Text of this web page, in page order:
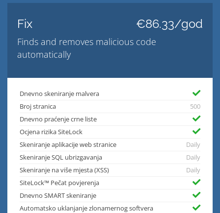
Fix €86.33/god
Finds and removes malicious code
automatically
Dnevno skeniranje malvera
Broj stranica
500
Dnevno praćenje crne liste
Ocjena rizika SiteLock
Skeniranje aplikacije web stranice
Daily
Skeniranje SQL ubrizgavanja
Daily
Skeniranje na više mjesta (XSS)
Daily
SiteLock™ Pečat povjerenja
Dnevno SMART skeniranje
Automatsko uklanjanje zlonamernog softvera